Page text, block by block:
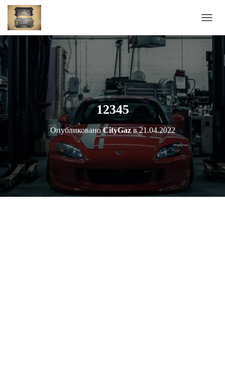
Е
Е
К
Л
Ч
И
Т
Ь
И
Г
И
12345
ОпубликованоCityGazв21.04.2022